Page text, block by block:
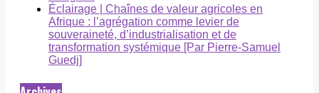
Éclairage | Chaînes de valeur agricoles en
Afrique : l’agrégation comme levier de
souveraineté, d’industrialisation et de
transformation systémique [Par Pierre-Samuel
Guedj]